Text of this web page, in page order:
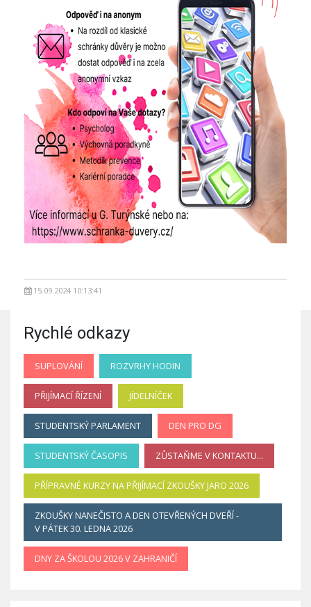
15.09.2024 10:13:41
Rychlé odkazy
SUPLOVÁNÍ ROZVRHY HODIN
PŘIJÍMACÍ ŘÍZENÍ JÍDELNÍČEK
STUDENTSKÝ PARLAMENT DEN PRO DG
STUDENTSKÝ ČASOPIS ZŮSTAŇME V KONTAKTU...
PŘÍPRAVNÉ KURZY NA PŘIJÍMACÍ ZKOUŠKY JARO 2026
ZKOUŠKY NANEČISTO A DEN OTEVŘENÝCH DVEŘÍ -
V PÁTEK 30. LEDNA 2026
DNY ZA ŠKOLOU 2026 V ZAHRANIČÍ